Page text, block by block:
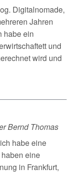
Digitalnomade,
Jahren
habe ein
und
wird und
Bernd Thomas
habe eine
eine
in Frankfurt,